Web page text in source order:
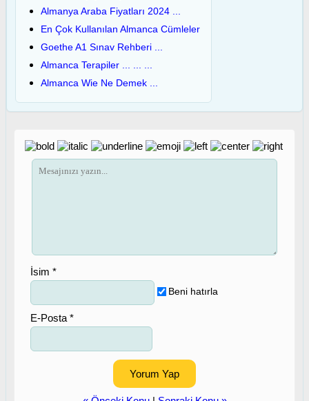
Almanya Araba Fiyatları 2024 ...
En Çok Kullanılan Almanca Cümleler
Goethe A1 Sınav Rehberi ...
Almanca Terapiler ... ... ...
Almanca Wie Ne Demek ...
İsim *
Beni hatırla
E-Posta *